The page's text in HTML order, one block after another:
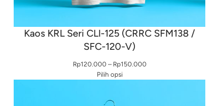
Kaos KRL Seri CLI-125 (CRRC SFM138 /
SFC-120-V)
Rp120.000 – Rp150.000Rentang
Pilih opsi